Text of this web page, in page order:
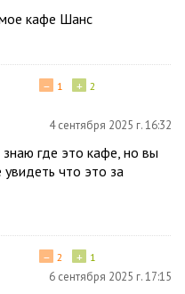
кафе Шанс
+ 2
− 1
4 сентября 2025 г. 16:32
где это кафе, но вы
увидеть что это за
+ 1
− 2
6 сентября 2025 г. 17:15